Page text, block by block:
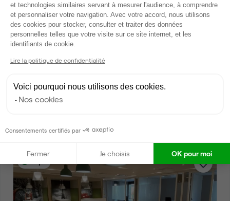
Bureau privé • coworking
4 postes • 20 m
et technologies similaires servant à mesurer l'audience, à comprendre
et personnaliser votre navigation. Avec votre accord, nous utilisons
des cookies pour stocker, consulter et traiter des données
personnelles telles que votre visite sur ce site internet, et les
identifiants de cookie.
Lire la politique de confidentialité
Voici pourquoi nous utilisons des cookies.
Nos cookies
Consentements certifiés par
Fermer Je choisis OK pour moi